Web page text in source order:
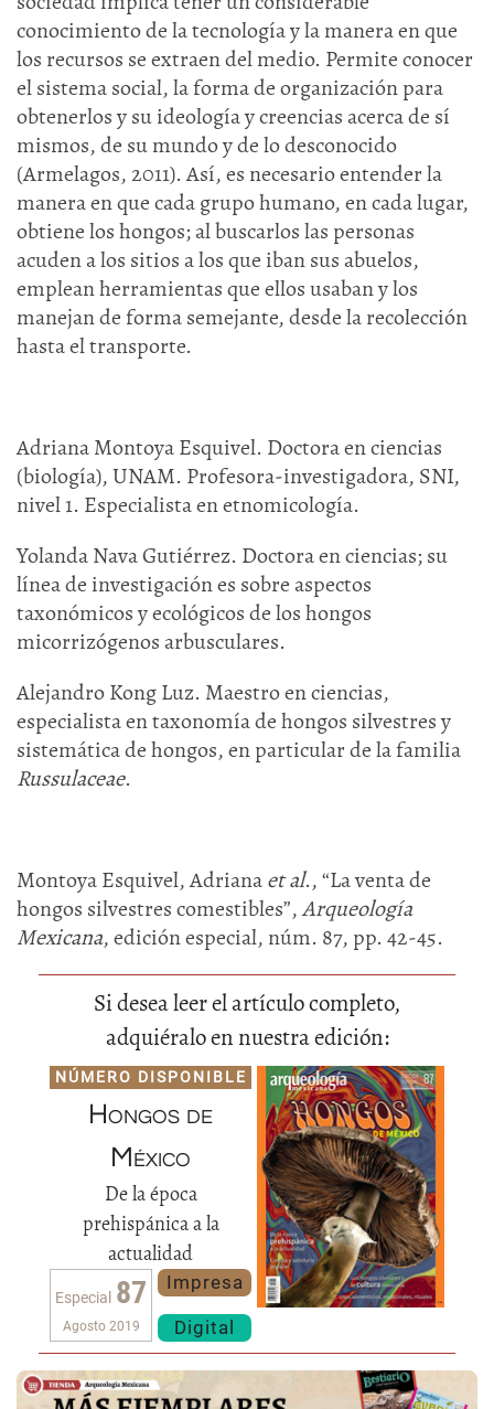
conocimiento de la tecnología y la manera en que
los recursos se extraen del medio. Permite conocer
el sistema social, la forma de organización para
obtenerlos y su ideología y creencias acerca de sí
mismos, de su mundo y de lo desconocido
(Armelagos, 2011). Así, es necesario entender la
manera en que cada grupo humano, en cada lugar,
obtiene los hongos; al buscarlos las personas
acuden a los sitios a los que iban sus abuelos,
emplean herramientas que ellos usaban y los
manejan de forma semejante, desde la recolección
hasta el transporte.
Adriana Montoya Esquivel. Doctora en ciencias
(biología), UNAM. Profesora-investigadora, SNI,
nivel 1. Especialista en etnomicología.
Yolanda Nava Gutiérrez. Doctora en ciencias; su
línea de investigación es sobre aspectos
taxonómicos y ecológicos de los hongos
micorrizógenos arbusculares.
Alejandro Kong Luz. Maestro en ciencias,
especialista en taxonomía de hongos silvestres y
sistemática de hongos, en particular de la familia
Russulaceae.
Montoya Esquivel, Adrianaet al., “La venta de
hongos silvestres comestibles”,Arqueología
Mexicana, edición especial, núm. 87, pp. 42-45.
Si desea leer el artículo completo,
adquiéralo en nuestra edición:
NÚMERO DISPONIBLE
Hongos de
México
De la época
prehispánica a la
actualidad
Especial 87
Agosto 2019
Impresa
Digital